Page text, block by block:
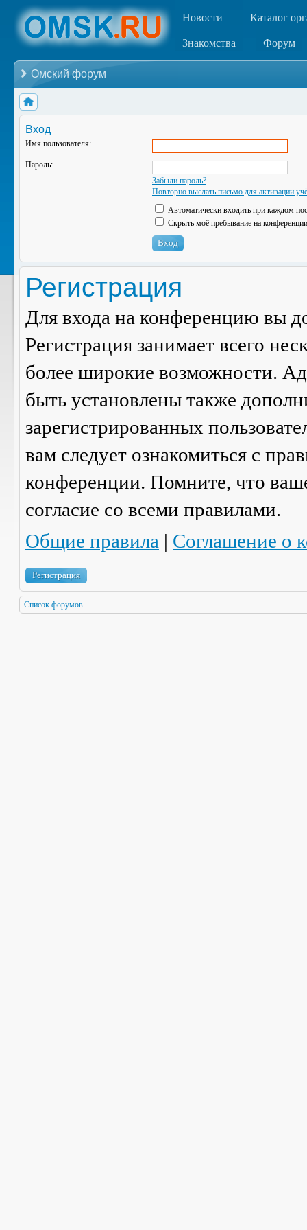
Новости Каталог
Знакомства Форум
Омский форум
Вход
Имя пользователя:
Пароль:
Забыли пароль?
Повторно выслать письмо для активации
Автоматически входить при каждом
Скрыть моё пребывание на
Регистрация
Для входа на конференцию вы
Регистрация занимает всего
более широкие возможности.
быть установлены также
зарегистрированных
вам следует ознакомиться с
конференции. Помните, что
согласие со всеми правилами.
Общие правила | Соглашение о
Регистрация
Список форумов